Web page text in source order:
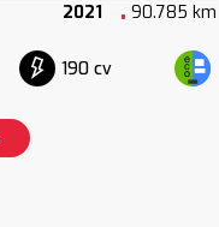
2021 90.785 km
190 cv